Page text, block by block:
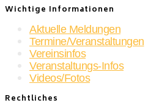
Wichtige Informationen
Aktuelle Meldungen
Termine/Veranstaltungen
Vereinsinfos
Veranstaltungs-Infos
Videos/Fotos
Rechtliches